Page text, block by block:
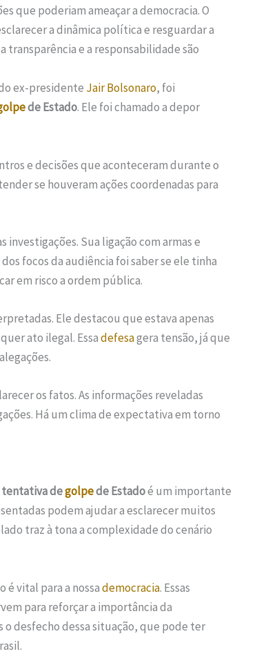
que poderiam ameaçar a democracia. O
a dinâmica política e resguardar a
e a responsabilidade são
ex-presidente Jair Bolsonaro, foi
de Estado. Ele foi chamado a depor
e decisões que aconteceram durante o
se houveram ações coordenadas para
Sua ligação com armas e
focos da audiência foi saber se ele tinha
em risco a ordem pública.
Ele destacou que estava apenas
ato ilegal. Essadefesagera tensão, já que
os fatos. As informações reveladas
Há um clima de expectativa em torno
tentativa degolpede Estadoé um importante
podem ajudar a esclarecer muitos
traz à tona a complexidade do cenário
vital para a nossademocracia. Essas
para reforçar a importância da
o desfecho dessa situação, que pode ter